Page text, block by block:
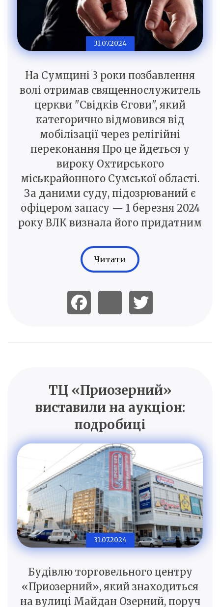
31.07.2024
На Сумщині 3 роки позбавлення
волі отримав священнослужитель
церкви "Свідків Єгови", який
категорично відмовився від
мобілізації через релігійні
переконання Про це йдеться у
вироку Охтирського
міськрайонного Сумської області.
За даними суду, підозрюваний є
офіцером запасу — 1 березня 2024
року ВЛК визнала його придатним
Читати
ТЦ «Приозерний»
виставили на аукціон:
подробиці
31.07.2024
Будівлю торговельного центру
«Приозерний», який знаходиться
на вулиці Майдан Озерний, поруч